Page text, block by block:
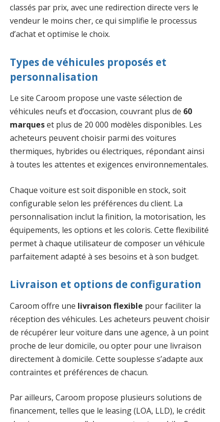
classés par prix, avec une redirection directe vers le
vendeur le moins cher, ce qui simplifie le processus
d’achat et optimise le choix.
Types de véhicules proposés et
personnalisation
Le site Caroom propose une vaste sélection de
véhicules neufs et d’occasion, couvrant plus de 60
marqueset plus de 20 000 modèles disponibles. Les
acheteurs peuvent choisir parmi des voitures
thermiques, hybrides ou électriques, répondant ainsi
à toutes les attentes et exigences environnementales.
Chaque voiture est soit disponible en stock, soit
configurable selon les préférences du client. La
personnalisation inclut la finition, la motorisation, les
équipements, les options et les coloris. Cette flexibilité
permet à chaque utilisateur de composer un véhicule
parfaitement adapté à ses besoins et à son budget.
Livraison et options de configuration
Caroom offre une livraison flexible pour faciliter la
réception des véhicules. Les acheteurs peuvent choisir
de récupérer leur voiture dans une agence, à un point
proche de leur domicile, ou opter pour une livraison
directement à domicile. Cette souplesse s’adapte aux
contraintes et préférences de chacun.
Par ailleurs, Caroom propose plusieurs solutions de
financement, telles que le leasing (LOA, LLD), le crédit